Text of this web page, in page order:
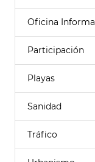
Oficina
Participación
Playas
Sanidad
Tráfico